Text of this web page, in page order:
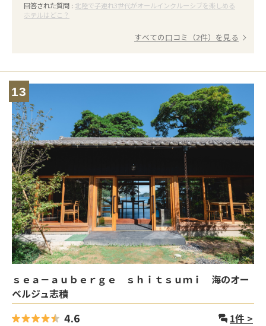
回答された質問 : 北陸で子連れ3世代がオールインクルーシブを楽しめる
ホテルはどこ？
すべての口コミ（2件）を見る
13
ｓｅａ－ａｕｂｅｒｇｅ ｓｈｉｔｓｕｍｉ 海のオー
ベルジュ志積
4.6 1件 >